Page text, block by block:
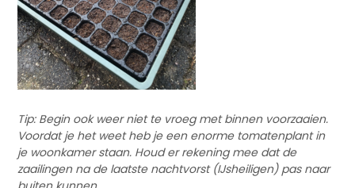
Tip: Begin ook weer niet te vroeg met binnen voorzaaien.
Voordat je het weet heb je een enorme tomatenplant in
je woonkamer staan. Houd er rekening mee dat de
zaailingen na de laatste nachtvorst (IJsheiligen) pas naar